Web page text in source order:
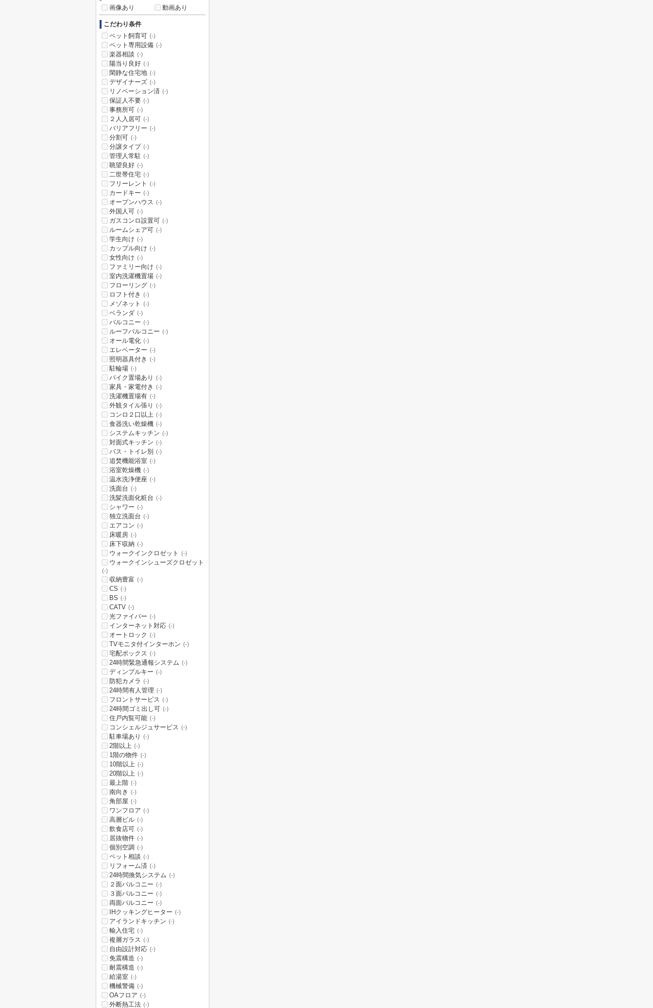
画像あり
動画あり
こだわり条件
ペット飼育可 (-)
ペット専用設備 (-)
楽器相談 (-)
陽当り良好 (-)
閑静な住宅地 (-)
デザイナーズ (-)
リノベーション済 (-)
保証人不要 (-)
事務所可 (-)
２人入居可 (-)
バリアフリー (-)
分割可 (-)
分譲タイプ (-)
管理人常駐 (-)
眺望良好 (-)
二世帯住宅 (-)
フリーレント (-)
カードキー (-)
オープンハウス (-)
外国人可 (-)
ガスコンロ設置可 (-)
ルームシェア可 (-)
学生向け (-)
カップル向け (-)
女性向け (-)
ファミリー向け (-)
室内洗濯機置場 (-)
フローリング (-)
ロフト付き (-)
メゾネット (-)
ベランダ (-)
バルコニー (-)
ルーフバルコニー (-)
オール電化 (-)
エレベーター (-)
照明器具付き (-)
駐輪場 (-)
バイク置場あり (-)
家具・家電付き (-)
洗濯機置場有 (-)
外観タイル張り (-)
コンロ２口以上 (-)
食器洗い乾燥機 (-)
システムキッチン (-)
対面式キッチン (-)
バス・トイレ別 (-)
追焚機能浴室 (-)
浴室乾燥機 (-)
温水洗浄便座 (-)
洗面台 (-)
洗髪洗面化粧台 (-)
シャワー (-)
独立洗面台 (-)
エアコン (-)
床暖房 (-)
床下収納 (-)
ウォークインクロゼット (-)
ウォークインシューズクロゼット
(-)
収納豊富 (-)
CS (-)
BS (-)
CATV (-)
光ファイバー (-)
インターネット対応 (-)
オートロック (-)
TVモニタ付インターホン (-)
宅配ボックス (-)
24時間緊急通報システム (-)
ディンプルキー (-)
防犯カメラ (-)
24時間有人管理 (-)
フロントサービス (-)
24時間ゴミ出し可 (-)
住戸内覧可能 (-)
コンシェルジュサービス (-)
駐車場あり (-)
2階以上 (-)
1階の物件 (-)
10階以上 (-)
20階以上 (-)
最上階 (-)
南向き (-)
角部屋 (-)
ワンフロア (-)
高層ビル (-)
飲食店可 (-)
居抜物件 (-)
個別空調 (-)
ペット相談 (-)
リフォーム済 (-)
24時間換気システム (-)
２面バルコニー (-)
３面バルコニー (-)
両面バルコニー (-)
IHクッキングヒーター (-)
アイランドキッチン (-)
輸入住宅 (-)
複層ガラス (-)
自由設計対応 (-)
免震構造 (-)
耐震構造 (-)
給湯室 (-)
機械警備 (-)
OAフロア (-)
外断熱工法 (-)